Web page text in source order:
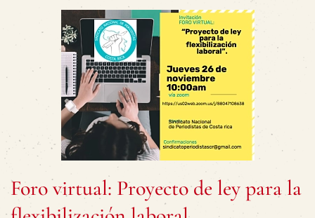
Foro virtual: Proyecto de ley para la